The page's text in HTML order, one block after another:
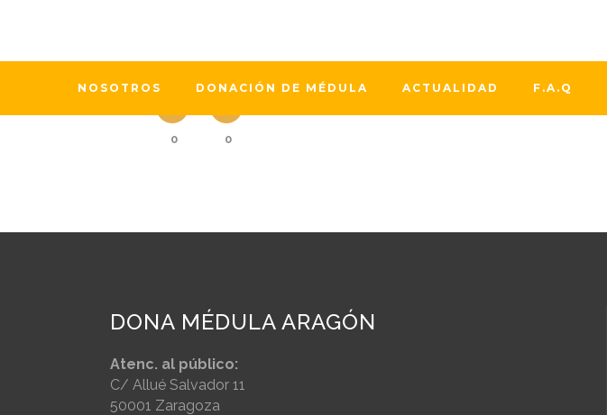
NOSOTROS DONACIÓN DE MÉDULA ACTUALIDAD F.A.Q
0 0
DONA MÉDULA ARAGÓN
Atenc. al público:
C/ Allué Salvador 11
50001 Zaragoza